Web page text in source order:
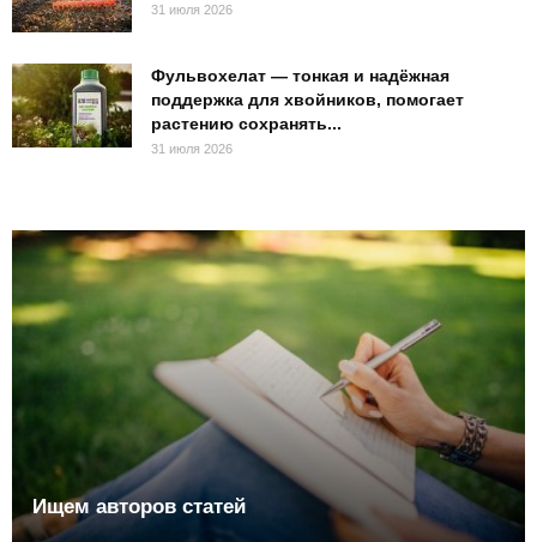
31 июля 2026
Фульвохелат — тонкая и надёжная
поддержка для хвойников, помогает
растению сохранять...
31 июля 2026
Ищем авторов статей